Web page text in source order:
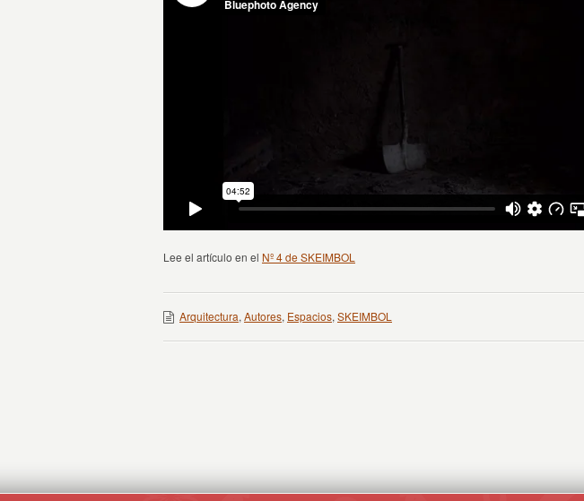
Lee el artículo en el Nº 4 de SKEIMBOL
Arquitectura, Autores, Espacios, SKEIMBOL